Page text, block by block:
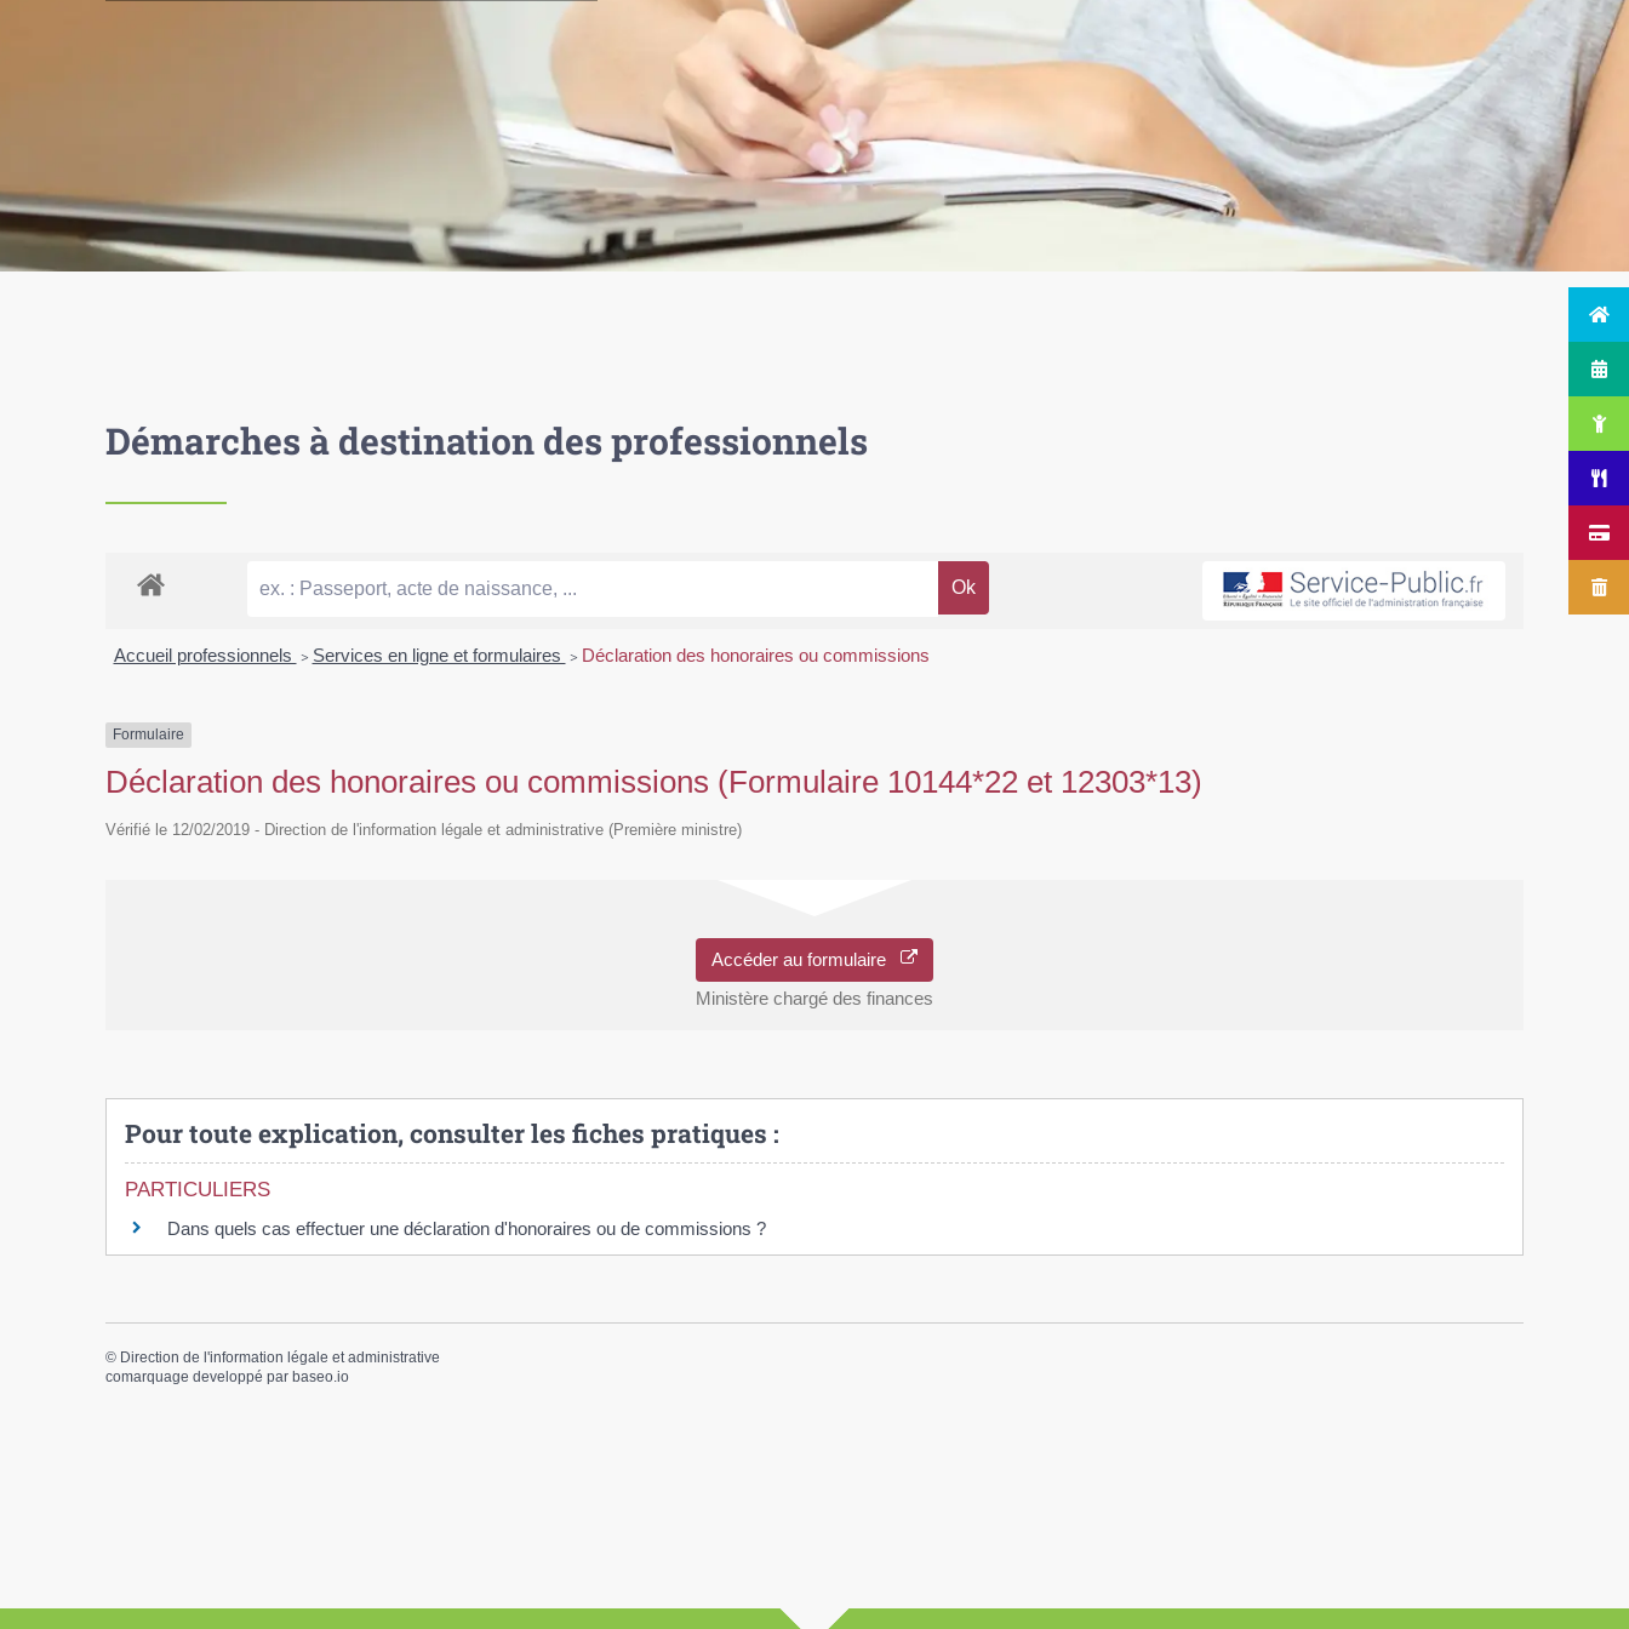
Démarches à destination des professionnels
Accueil professionnels > Services en ligne et formulaires > Déclaration des honoraires ou commissions
Formulaire
Déclaration des honoraires ou commissions (Formulaire 10144*22 et 12303*13)
Vérifié le 12/02/2019 - Direction de l'information légale et administrative (Première ministre)
Accéder au formulaire
Ministère chargé des finances
Pour toute explication, consulter les fiches pratiques :
PARTICULIERS
Dans quels cas effectuer une déclaration d'honoraires ou de commissions ?
© Direction de l'information légale et administrative
comarquage developpé par baseo.io